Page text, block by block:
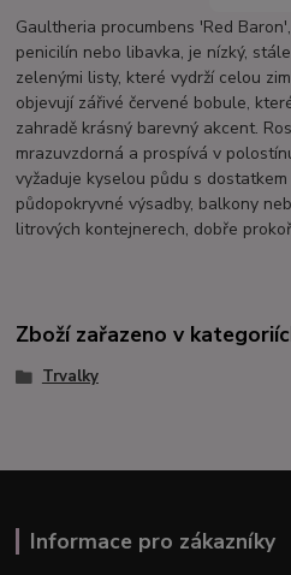
Gaultheria procumbens 'Red
penicilín nebo libavka, je nízký,
zelenými listy, které vydrží celou
objevují zářivé červené bobule,
zahradě krásný barevný akcent.
mrazuvzdorná a prospívá v
vyžaduje kyselou půdu s
půdopokryvné výsadby, balkony
litrových kontejnerech, dobře
Zboží zařazeno v
Trvalky
Informace pro zákazníky